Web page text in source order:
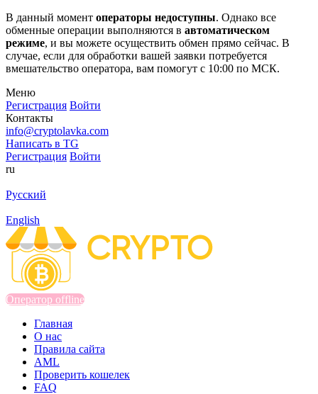
В данный момент операторы недоступны. Однако все
обменные операции выполняются в автоматическом
режиме, и вы можете осуществить обмен прямо сейчас. В
случае, если для обработки вашей заявки потребуется
вмешательство оператора, вам помогут с 10:00 по МСК.
Меню
Регистрация Войти
Контакты
info@cryptolavka.com
Написать в TG
Регистрация Войти
ru
Русский
English
Оператор offline
Главная
О нас
Правила сайта
AML
Проверить кошелек
FAQ